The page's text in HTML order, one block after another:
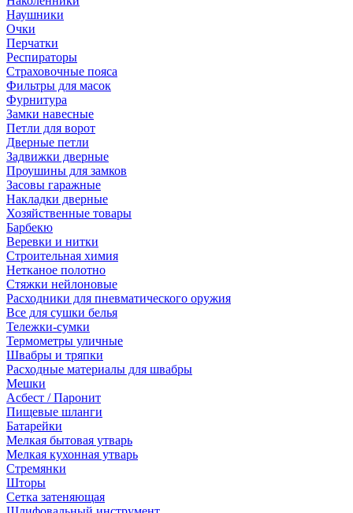
Наушники
Очки
Перчатки
Респираторы
Страховочные пояса
Фильтры для масок
Фурнитура
Замки навесные
Петли для ворот
Дверные петли
Задвижки дверные
Проушины для замков
Засовы гаражные
Накладки дверные
Хозяйственные товары
Барбекю
Веревки и нитки
Строительная химия
Нетканое полотно
Стяжки нейлоновые
Расходники для пневматического оружия
Все для сушки белья
Тележки-сумки
Термометры уличные
Швабры и тряпки
Расходные материалы для швабры
Мешки
Асбест / Паронит
Пищевые шланги
Батарейки
Мелкая бытовая утварь
Мелкая кухонная утварь
Стремянки
Шторы
Сетка затеняющая